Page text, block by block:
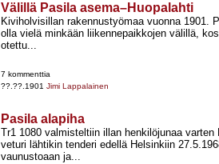
Välillä Pasila asema–Huopalahti
Kiviholvisillan rakennustyömaa vuonna 1901.
olla vielä minkään liikennepaikkojen välillä,
otettu...
7 kommenttia
??.??.1901 Jimi Lappalainen
Pasila alapiha
Tr1 1080 valmisteltiin illan henkilöjunaa varten
veturi lähtikin tenderi edellä Helsinkiin
vaunustoaan ja...